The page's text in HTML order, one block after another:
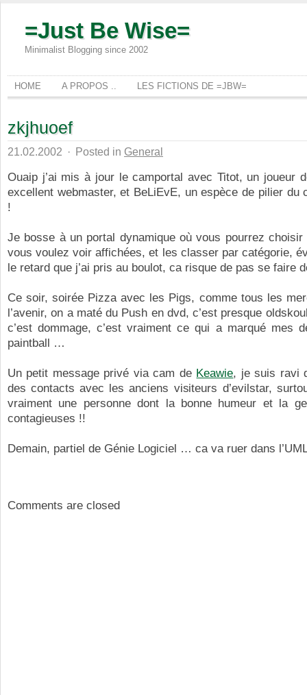
=Just Be Wise=
Minimalist Blogging since 2002
HOME A PROPOS .. LES FICTIONS DE =JBW=
zkjhuoef
21.02.2002 · Posted in General
Ouaip j’ai mis à jour le camportal avec Titot, un joueur
excellent webmaster, et BeLiEvE, un espèce de pilier du
!
Je bosse à un portal dynamique où vous pourrez
vous voulez voir affichées, et les classer par catégorie,
le retard que j’ai pris au boulot, ca risque de pas se faire
Ce soir, soirée Pizza avec les Pigs, comme tous les
l’avenir, on a maté du Push en dvd, c’est presque
c’est dommage, c’est vraiment ce qui a marqué mes
paintball …
Un petit message privé via cam de Keawie, je suis ravi
des contacts avec les anciens visiteurs d’evilstar,
vraiment une personne dont la bonne humeur et la
contagieuses !!
Demain, partiel de Génie Logiciel … ca va ruer dans
Comments are closed